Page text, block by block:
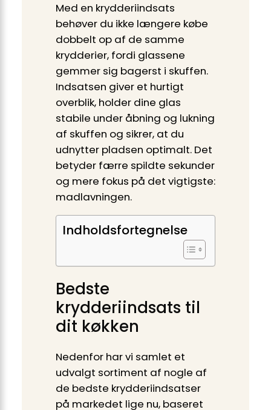
Med en krydderiindsats
behøver du ikke længere købe
dobbelt op af de samme
krydderier, fordi glassene
gemmer sig bagerst i skuffen.
Indsatsen giver et hurtigt
overblik, holder dine glas
stabile under åbning og lukning
af skuffen og sikrer, at du
udnytter pladsen optimalt. Det
betyder færre spildte sekunder
og mere fokus på det vigtigste:
madlavningen.
Indholdsfortegnelse
Bedste
krydderiindsats til
dit køkken
Nedenfor har vi samlet et
udvalgt sortiment af nogle af
de bedste krydderiindsatser
på markedet lige nu, baseret